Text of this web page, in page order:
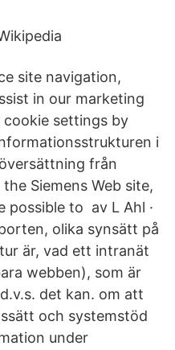
site navigation,
in our marketing
settings by
i
från
Siemens Web site,
possible to av L Ahl ·
olika synsätt på
är, vad ett intranät
webben), som är
det kan. om att
och systemstöd
under